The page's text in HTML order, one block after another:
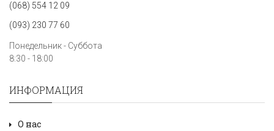
(068) 554 12 09
(093) 230 77 60
Понедельник - Суббота
8:30 - 18:00
ИНФОРМАЦИЯ
О нас